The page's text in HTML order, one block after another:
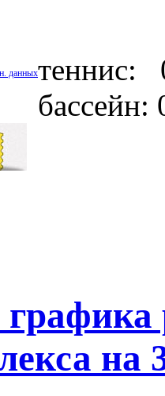
данныхтеннис:
на